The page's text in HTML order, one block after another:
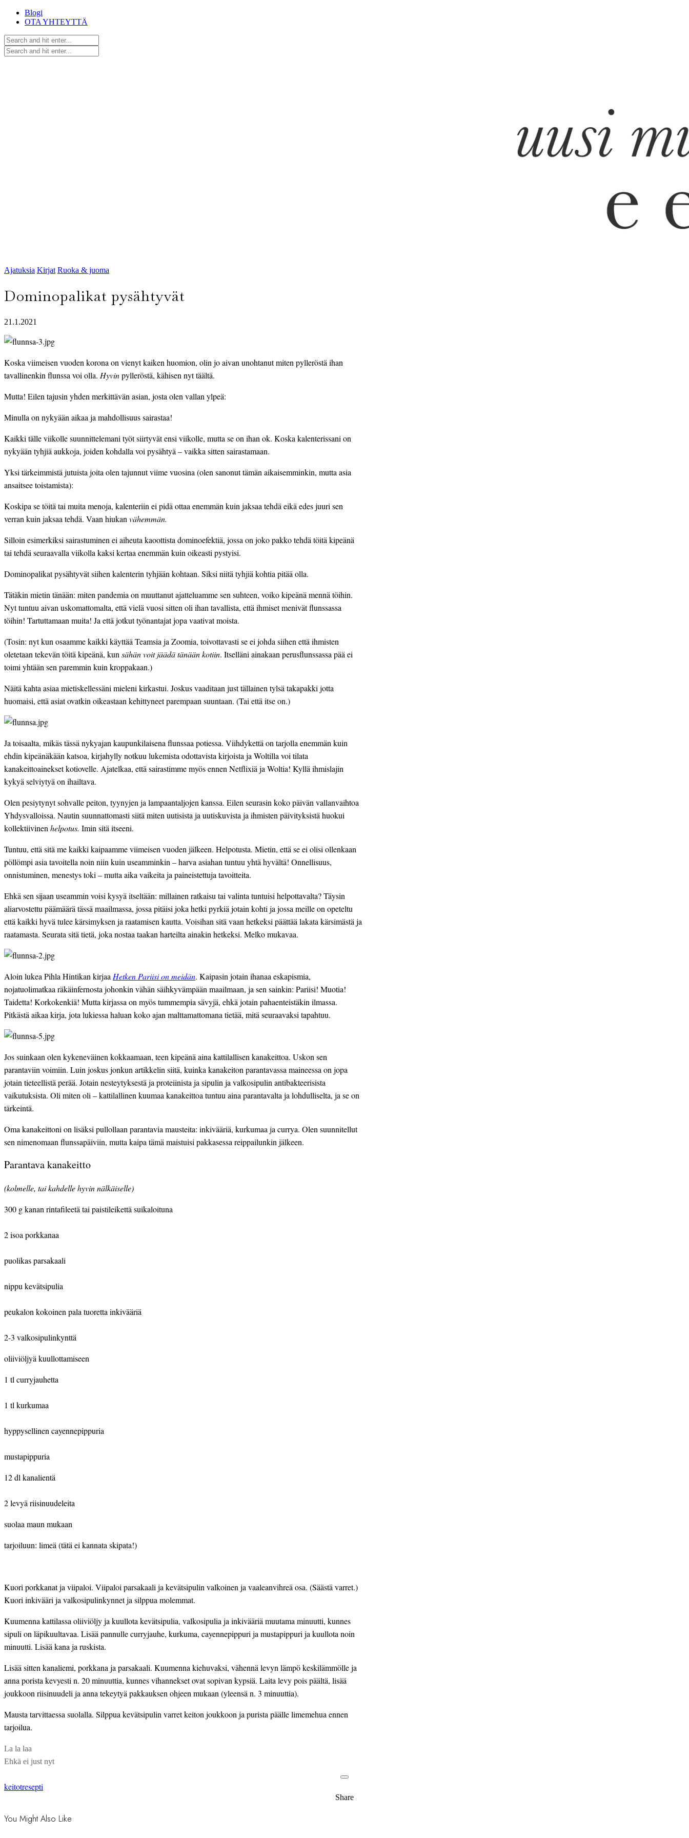
Blogi
OTA YHTEYTTÄ
Ajatuksia Kirjat Ruoka & juoma
Dominopalikat pysähtyvät
21.1.2021
Koska viimeisen vuoden korona on vienyt kaiken huomion, olin jo aivan unohtanut miten pylleröstä ihan
tavallinenkin flunssa voi olla. Hyvin pylleröstä, kähisen nyt täältä.
Mutta! Eilen tajusin yhden merkittävän asian, josta olen vallan ylpeä:
Minulla on nykyään aikaa ja mahdollisuus sairastaa!
Kaikki tälle viikolle suunnittelemani työt siirtyvät ensi viikolle, mutta se on ihan ok. Koska kalenterissani on
nykyään tyhjiä aukkoja, joiden kohdalla voi pysähtyä – vaikka sitten sairastamaan.
Yksi tärkeimmistä jutuista joita olen tajunnut viime vuosina (olen sanonut tämän aikaisemminkin, mutta asia
ansaitsee toistamista):
Koskipa se töitä tai muita menoja, kalenteriin ei pidä ottaa enemmän kuin jaksaa tehdä eikä edes juuri sen
verran kuin jaksaa tehdä. Vaan hiukan vähemmän.
Silloin esimerkiksi sairastuminen ei aiheuta kaoottista dominoefektiä, jossa on joko pakko tehdä töitä kipeänä
tai tehdä seuraavalla viikolla kaksi kertaa enemmän kuin oikeasti pystyisi.
Dominopalikat pysähtyvät siihen kalenterin tyhjään kohtaan. Siksi niitä tyhjiä kohtia pitää olla.
Tätäkin mietin tänään: miten pandemia on muuttanut ajatteluamme sen suhteen, voiko kipeänä mennä töihin.
Nyt tuntuu aivan uskomattomalta, että vielä vuosi sitten oli ihan tavallista, että ihmiset menivät flunssassa
töihin! Tartuttamaan muita! Ja että jotkut työnantajat jopa vaativat moista.
(Tosin: nyt kun osaamme kaikki käyttää Teamsia ja Zoomia, toivottavasti se ei johda siihen että ihmisten
oletetaan tekevän töitä kipeänä, kun sähän voit jäädä tänään kotiin. Itselläni ainakaan perusflunssassa pää ei
toimi yhtään sen paremmin kuin kroppakaan.)
Näitä kahta asiaa mietiskellessäni mieleni kirkastui. Joskus vaaditaan just tällainen tylsä takapakki jotta
huomaisi, että asiat ovatkin oikeastaan kehittyneet parempaan suuntaan. (Tai että itse on.)
Ja toisaalta, mikäs tässä nykyajan kaupunkilaisena flunssaa potiessa. Viihdykettä on tarjolla enemmän kuin
ehdin kipeänäkään katsoa, kirjahylly notkuu lukemista odottavista kirjoista ja Woltilla voi tilata
kanakeittoainekset kotiovelle. Ajatelkaa, että sairastimme myös ennen Netflixiä ja Woltia! Kyllä ihmislajin
kykyä selviytyä on ihailtava.
Olen pesiytynyt sohvalle peiton, tyynyjen ja lampaantaljojen kanssa. Eilen seurasin koko päivän vallanvaihtoa
Yhdysvalloissa. Nautin suunnattomasti siitä miten uutisista ja uutiskuvista ja ihmisten päivityksistä huokui
kollektiivinen helpotus. Imin sitä itseeni.
Tuntuu, että sitä me kaikki kaipaamme viimeisen vuoden jälkeen. Helpotusta. Mietin, että se ei olisi ollenkaan
pöllömpi asia tavoitella noin niin kuin useamminkin – harva asiahan tuntuu yhtä hyvältä! Onnellisuus,
onnistuminen, menestys toki – mutta aika vaikeita ja paineistettuja tavoitteita.
Ehkä sen sijaan useammin voisi kysyä itseltään: millainen ratkaisu tai valinta tuntuisi helpottavalta? Täysin
aliarvostettu päämäärä tässä maailmassa, jossa pitäisi joka hetki pyrkiä jotain kohti ja jossa meille on opeteltu
että kaikki hyvä tulee kärsimyksen ja raatamisen kautta. Voisihan sitä vaan hetkeksi päättää lakata kärsimästä ja
raatamasta. Seurata sitä tietä, joka nostaa taakan harteilta ainakin hetkeksi. Melko mukavaa.
Aloin lukea Pihla Hintikan kirjaa Hetken Pariisi on meidän. Kaipasin jotain ihanaa eskapismia,
nojatuolimatkaa räkäinfernosta johonkin vähän säihkyvämpään maailmaan, ja sen sainkin: Pariisi! Muotia!
Taidetta! Korkokenkiä! Mutta kirjassa on myös tummempia sävyjä, ehkä jotain pahaenteistäkin ilmassa.
Pitkästä aikaa kirja, jota lukiessa haluan koko ajan malttamattomana tietää, mitä seuraavaksi tapahtuu.
Jos suinkaan olen kykeneväinen kokkaamaan, teen kipeänä aina kattilallisen kanakeittoa. Uskon sen
parantaviin voimiin. Luin joskus jonkun artikkelin siitä, kuinka kanakeiton parantavassa maineessa on jopa
jotain tieteellistä perää. Jotain nesteytyksestä ja proteiinista ja sipulin ja valkosipulin antibakteerisista
vaikutuksista. Oli miten oli – kattilallinen kuumaa kanakeittoa tuntuu aina parantavalta ja lohdulliselta, ja se on
tärkeintä.
Oma kanakeittoni on lisäksi pullollaan parantavia mausteita: inkivääriä, kurkumaa ja currya. Olen suunnitellut
sen nimenomaan flunssapäiviin, mutta kaipa tämä maistuisi pakkasessa reippailunkin jälkeen.
Parantava kanakeitto
(kolmelle, tai kahdelle hyvin nälkäiselle)
300 g kanan rintafileetä tai paistileikettä suikaloituna
2 isoa porkkanaa
puolikas parsakaali
nippu kevätsipulia
peukalon kokoinen pala tuoretta inkivääriä
2-3 valkosipulinkynttä
oliiviöljyä kuullottamiseen
1 tl curryjauhetta
1 tl kurkumaa
hyppysellinen cayennepippuria
mustapippuria
12 dl kanalientä
2 levyä riisinuudeleita
suolaa maun mukaan
tarjoiluun: limeä (tätä ei kannata skipata!)
Kuori porkkanat ja viipaloi. Viipaloi parsakaali ja kevätsipulin valkoinen ja vaaleanvihreä osa. (Säästä varret.)
Kuori inkivääri ja valkosipulinkynnet ja silppua molemmat.
Kuumenna kattilassa oliiviöljy ja kuullota kevätsipulia, valkosipulia ja inkivääriä muutama minuutti, kunnes
sipuli on läpikuultavaa. Lisää pannulle curryjauhe, kurkuma, cayennepippuri ja mustapippuri ja kuullota noin
minuutti. Lisää kana ja ruskista.
Lisää sitten kanaliemi, porkkana ja parsakaali. Kuumenna kiehuvaksi, vähennä levyn lämpö keskilämmölle ja
anna porista kevyesti n. 20 minuuttia, kunnes vihannekset ovat sopivan kypsiä. Laita levy pois päältä, lisää
joukkoon riisinuudeli ja anna tekeytyä pakkauksen ohjeen mukaan (yleensä n. 3 minuuttia).
Mausta tarvittaessa suolalla. Silppua kevätsipulin varret keiton joukkoon ja purista päälle limemehua ennen
tarjoilua.
La la laa
Ehkä ei just nyt
keitotresepti
Share
You Might Also Like